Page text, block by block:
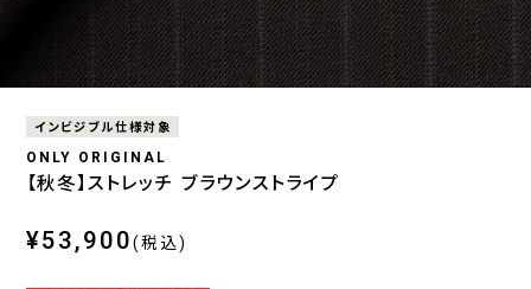
インビジブル仕様対象
ONLY ORIGINAL
【秋冬】ストレッチ ブラウンストライプ
¥53,900(税込)